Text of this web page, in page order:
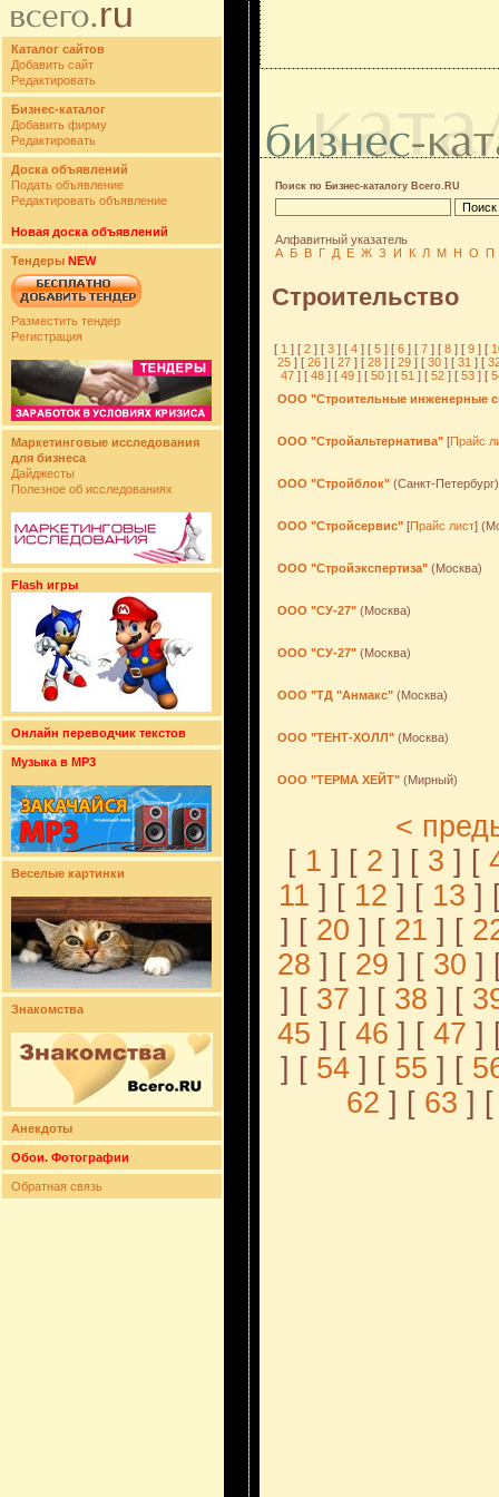
Каталог сайтов
Добавить сайт
Редактировать
Бизнес-каталог
Добавить фирму
Редактировать
Доска объявлений
Подать объявление
Редактировать объявление
Новая доска объявлений
Тендеры NEW
Разместить тендер
Регистрация
Маркетинговые исследования
для бизнеса
Дайджесты
Полезное об исследованиях
Flash игры
Онлайн переводчик текстов
Музыка в MP3
Веселые картинки
Знакомства
Анекдоты
Обои. Фотографии
Обратная связь
Поиск по Бизнес-каталогу Всего.RU
Алфавитный указатель
А Б В Г Д Е Ж З И К Л М Н О П
Строительство
[ 1 ] [ 2 ] [ 3 ] [ 4 ] [ 5 ] [ 6 ] [ 7 ] [ 8 ] [ 9 ] [
25 ] [26 ] [27 ] [28 ] [29 ] [30 ] [31 ] [
47 ] [48 ] [49 ] [50 ] [51 ] [52 ] [53 ] [
ООО "Строительные инженерные
ООО "Стройальтернатива" [Прайс
ООО "Стройблок" (Санкт-Петербург)
ООО "Стройсервис" [Прайс лист]
ООО "Стройэкспертиза" (Москва)
ООО "СУ-27" (Москва)
ООО "СУ-27" (Москва)
ООО "ТД "Анмакс" (Москва)
ООО "ТЕНТ-ХОЛЛ" (Москва)
ООО "ТЕРМА ХЕЙТ" (Мирный)
<
[1 ] [2 ] [3 ] [
11 ] [ 12 ] [ 13 ]
] [ 20 ] [ 21 ] [
28 ] [ 29 ] [ 30 ]
] [ 37 ] [ 38 ] [
45 ] [ 46 ] [ 47 ]
] [ 54 ] [ 55 ] [
62 ] [ 63 ] [